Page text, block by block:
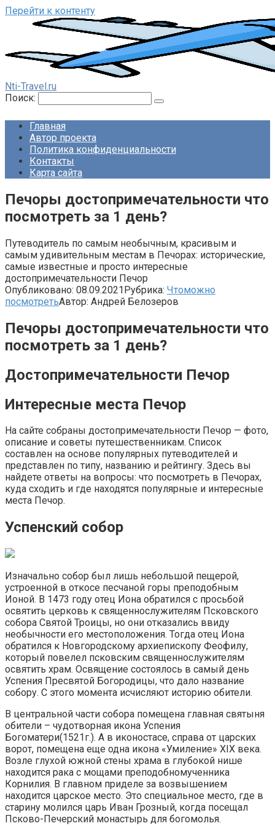
Перейти к контенту
Nti-Travel.ru
Поиск:
Главная
Автор проекта
Политика конфиденциальности
Контакты
Карта сайта
Печоры достопримечательности что
посмотреть за 1 день?
Путеводитель по самым необычным, красивым и
самым удивительным местам в Печорах: исторические,
самые известные и просто интересные
достопримечательности Печор
Опубликовано: 08.09.2021Рубрика: Чтоможно
посмотретьАвтор: Андрей Белозеров
Печоры достопримечательности что
посмотреть за 1 день?
Достопримечательности Печор
Интересные места Печор
На сайте собраны достопримечательности Печор — фото,
описание и советы путешественникам. Список
составлен на основе популярных путеводителей и
представлен по типу, названию и рейтингу. Здесь вы
найдете ответы на вопросы: что посмотреть в Печорах,
куда сходить и где находятся популярные и интересные
места Печор.
Успенский собор
Изначально собор был лишь небольшой пещерой,
устроенной в откосе песчаной горы преподобным
Ионой. В 1473 году отец Иона обратился с просьбой
освятить церковь к священнослужителям Псковского
собора Святой Троицы, но они отказались ввиду
необычности его местоположения. Тогда отец Иона
обратился к Новгородскому архиепископу Феофилу,
который повелел псковским священнослужителям
освятить храм. Освящение состоялось в самый день
Успения Пресвятой Богородицы, что дало название
собору. С этого момента исчисляют историю обители.
В центральной части собора помещена главная святыня
обители – чудотворная икона Успения
Богоматери(1521г.). А в иконостасе, справа от царских
ворот, помещена еще одна икона «Умиление» XIX века.
Возле глухой южной стены храма в глубокой нише
находится рака с мощами преподобномученника
Корнилия. В главном приделе за возвышением
находится царское место. Это специальное место, где в
старину молился царь Иван Грозный, когда посещал
Псково-Печерский монастырь для богомолья.